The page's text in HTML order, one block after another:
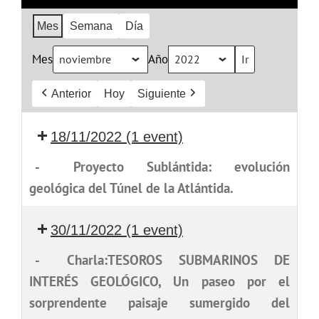
Mes Semana Día
Mes Año
Anterior Hoy Siguiente
18/11/2022 (1 event)
-
Proyecto Sublántida: evolución
geológica del Túnel de la Atlántida.
30/11/2022 (1 event)
-
Charla:TESOROS SUBMARINOS DE
INTERÉS GEOLÓGICO, Un paseo por el
sorprendente paisaje sumergido del